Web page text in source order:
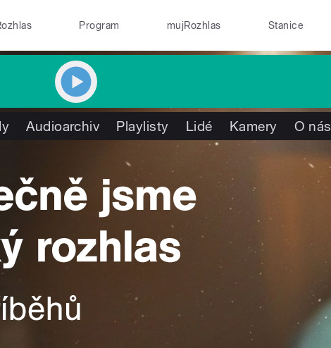
Program mujRozhlas Stanice
Audioarchiv Playlisty Lidé Kamery O nás